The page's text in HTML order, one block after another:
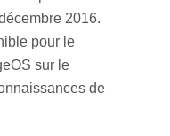
2016.
pour le
sur le
de